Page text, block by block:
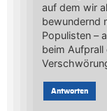
auf dem wir
bewundernd
Populisten –
beim
Antworten